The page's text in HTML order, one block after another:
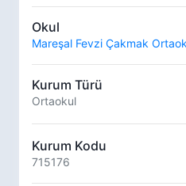
Okul
Mareşal Fevzi Çakmak
Kurum Türü
Ortaokul
Kurum Kodu
715176